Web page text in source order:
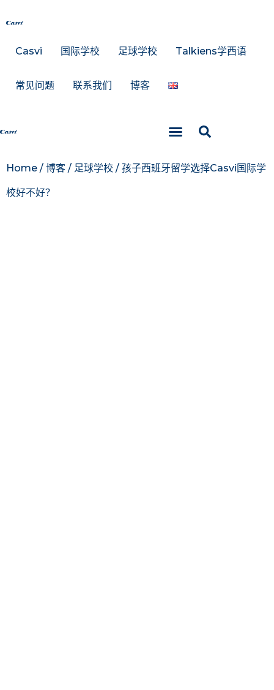
Casvi 国际学校 足球学校 Talkiens学西语
常见问题 联系我们 博客
Home / 博客 / 足球学校 / 孩子西班牙留学选择Casvi国际学
校好不好？